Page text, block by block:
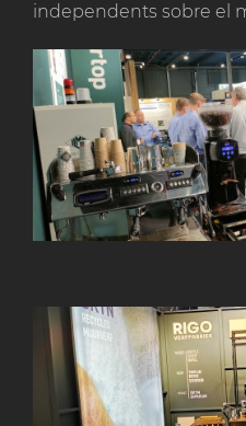
independents sobre el